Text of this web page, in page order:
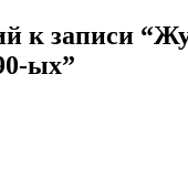
к записи
ых”